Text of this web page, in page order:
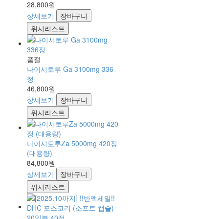
28,800원
상세보기
장바구니
위시리스트
품절
나이시토루 Ga 3100mg 336
정
46,800원
상세보기
장바구니
위시리스트
나이시토루Za 5000mg 420정
(대용량)
84,800원
상세보기
장바구니
위시리스트